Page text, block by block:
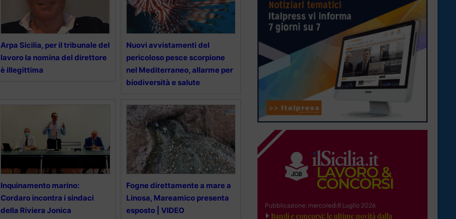
Arpa Sicilia, per il tribunale del
lavoro la nomina del direttore
è illegittima
Nuovi avvistamenti del
pericoloso pesce scorpione
nel Mediterraneo, allarme per
biodiversità e salute
Inquinamento marino:
Cordaro incontra i sindaci
della Riviera Jonica
Fogne direttamente a mare a
Linosa, Mareamico presenta
esposto | VIDEO
Pubblicazione: mercoledì 8 Luglio 2026
Bandi e concorsi: le ultime novità dalla